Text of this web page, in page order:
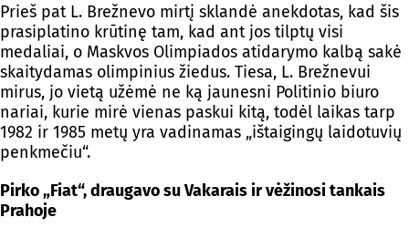
Prieš pat L. Brežnevo mirtį sklandė anekdotas, kad šis
prasiplatino krūtinę tam, kad ant jos tilptų visi
medaliai, o Maskvos Olimpiados atidarymo kalbą sakė
skaitydamas olimpinius žiedus. Tiesa, L. Brežnevui
mirus, jo vietą užėmė ne ką jaunesni Politinio biuro
nariai, kurie mirė vienas paskui kitą, todėl laikas tarp
1982 ir 1985 metų yra vadinamas „ištaigingų laidotuvių
penkmečiu“.
Pirko „Fiat“, draugavo su Vakarais ir vėžinosi tankais
Prahoje